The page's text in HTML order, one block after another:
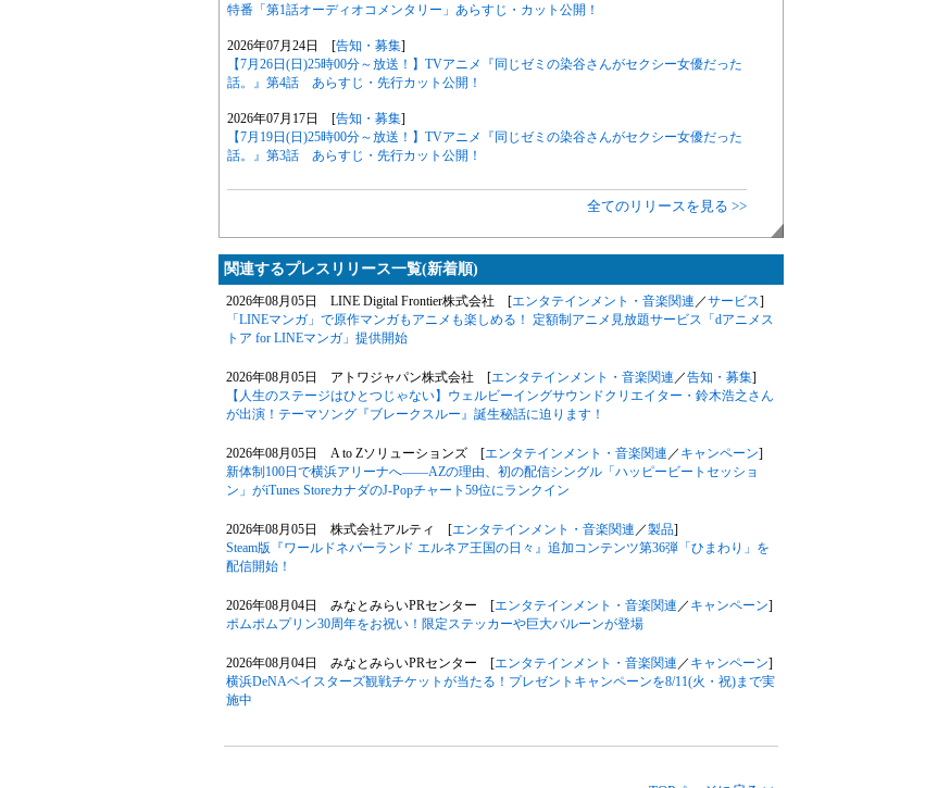
特番「第1話オーディオコメンタリー」あらすじ・カット公開！
2026年07月24日 [告知・募集]
【7月26日(日)25時00分～放送！】TVアニメ『同じゼミの染谷さんがセクシー女優だった
話。』第4話 あらすじ・先行カット公開！
2026年07月17日 [告知・募集]
【7月19日(日)25時00分～放送！】TVアニメ『同じゼミの染谷さんがセクシー女優だった
話。』第3話 あらすじ・先行カット公開！
全てのリリースを見る >>
関連するプレスリリース一覧(新着順)
2026年08月05日 LINE Digital Frontier株式会社 [エンタテインメント・音楽関連 ／サービス]
「LINEマンガ」で原作マンガもアニメも楽しめる！ 定額制アニメ見放題サービス「dアニメス
トア for LINEマンガ」提供開始
2026年08月05日 アトワジャパン株式会社 [エンタテインメント・音楽関連 ／告知・募集]
【人生のステージはひとつじゃない】ウェルビーイングサウンドクリエイター・鈴木浩之さん
が出演！テーマソング『ブレークスルー』誕生秘話に迫ります！
2026年08月05日 A to Zソリューションズ [エンタテインメント・音楽関連 ／ キャンペーン]
新体制100日で横浜アリーナへ――AZの理由、初の配信シングル「ハッピービートセッショ
ン」がiTunes StoreカナダのJ-Popチャート59位にランクイン
2026年08月05日 株式会社アルティ [エンタテインメント・音楽関連 ／製品]
Steam版『ワールドネバーランド エルネア王国の日々』追加コンテンツ第36弾「ひまわり」を
配信開始！
2026年08月04日 みなとみらいPRセンター [エンタテインメント・音楽関連 ／ キャンペーン]
ポムポムプリン30周年をお祝い！限定ステッカーや巨大バルーンが登場
2026年08月04日 みなとみらいPRセンター [エンタテインメント・音楽関連 ／ キャンペーン]
横浜DeNAベイスターズ観戦チケットが当たる！プレゼントキャンペーンを8/11(火・祝)まで実
施中